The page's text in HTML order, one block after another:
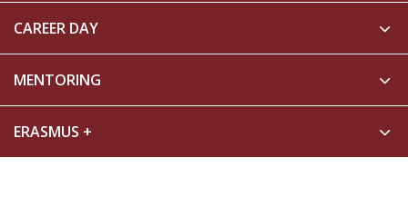
CAREER DAY
MENTORING
ERASMUS +